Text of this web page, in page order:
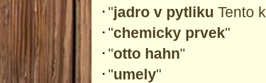
"jadro v pytliku Tento
"chemicky prvek"
"otto hahn"
"umely"